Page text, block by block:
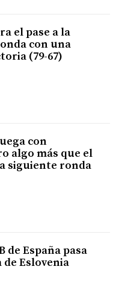
el pase a la
con una
(79-67)
con
algo más que el
siguiente ronda
de España pasa
Eslovenia